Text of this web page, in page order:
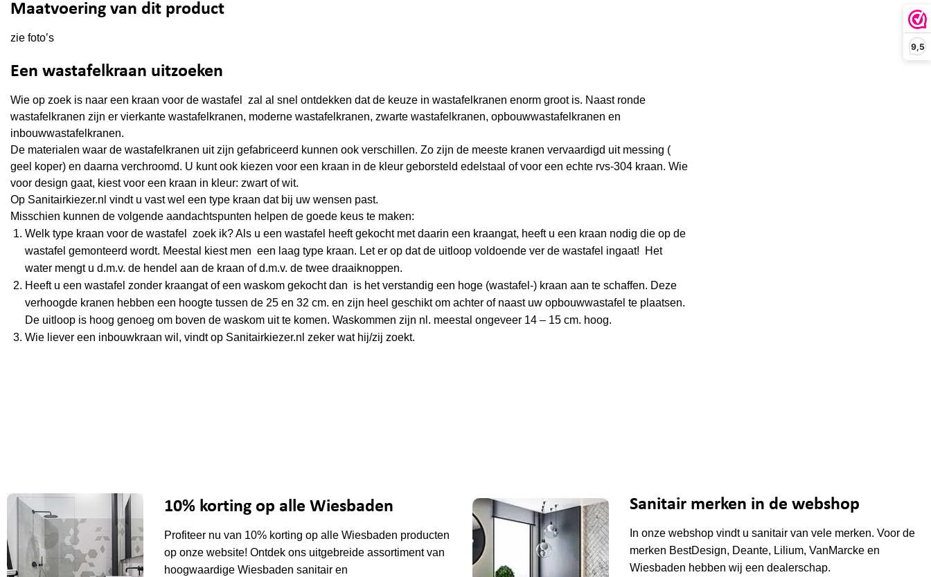
9,5
Maatvoering van dit product
zie foto’s
Een wastafelkraan uitzoeken
Wie op zoek is naar een kraan voor de wastafel zal al snel ontdekken dat de keuze in wastafelkranen enorm groot is. Naast ronde
wastafelkranen zijn er vierkante wastafelkranen, moderne wastafelkranen, zwarte wastafelkranen, opbouwwastafelkranen en
inbouwwastafelkranen.
De materialen waar de wastafelkranen uit zijn gefabriceerd kunnen ook verschillen. Zo zijn de meeste kranen vervaardigd uit messing (
geel koper) en daarna verchroomd. U kunt ook kiezen voor een kraan in de kleur geborsteld edelstaal of voor een echte rvs-304 kraan. Wie
voor design gaat, kiest voor een kraan in kleur: zwart of wit.
Op Sanitairkiezer.nl vindt u vast wel een type kraan dat bij uw wensen past.
Misschien kunnen de volgende aandachtspunten helpen de goede keus te maken:
Welk type kraan voor de wastafel zoek ik? Als u een wastafel heeft gekocht met daarin een kraangat, heeft u een kraan nodig die op de
wastafel gemonteerd wordt. Meestal kiest men een laag type kraan. Let er op dat de uitloop voldoende ver de wastafel ingaat! Het
water mengt u d.m.v. de hendel aan de kraan of d.m.v. de twee draaiknoppen.
Heeft u een wastafel zonder kraangat of een waskom gekocht dan is het verstandig een hoge (wastafel-) kraan aan te schaffen. Deze
verhoogde kranen hebben een hoogte tussen de 25 en 32 cm. en zijn heel geschikt om achter of naast uw opbouwwastafel te plaatsen.
De uitloop is hoog genoeg om boven de waskom uit te komen. Waskommen zijn nl. meestal ongeveer 14 – 15 cm. hoog.
Wie liever een inbouwkraan wil, vindt op Sanitairkiezer.nl zeker wat hij/zij zoekt.
10% korting op alle Wiesbaden
Profiteer nu van 10% korting op alleWiesbaden producten
op onze website! Ontdek ons uitgebreide assortiment van
hoogwaardige Wiesbaden sanitair en
Sanitair merken in de webshop
In onze webshop vindt u sanitair van vele merken. Voor de
merken BestDesign, Deante, Lilium,VanMarcke en
Wiesbaden hebben wij een dealerschap.